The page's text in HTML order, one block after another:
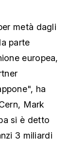
metà dagli
parte
europea,
ha
Mark
si è detto
3 miliardi